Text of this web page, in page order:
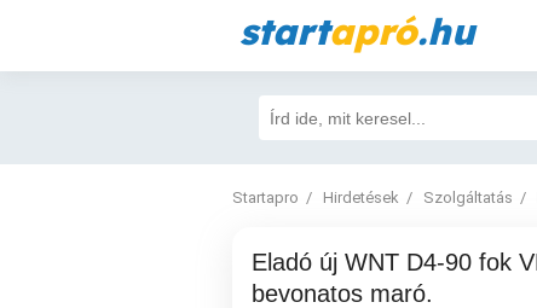
startapró.hu
Startapro Hirdetések Szolgáltatás
Eladó új WNT D4-90 fok VHM Ti1000
bevonatos maró.